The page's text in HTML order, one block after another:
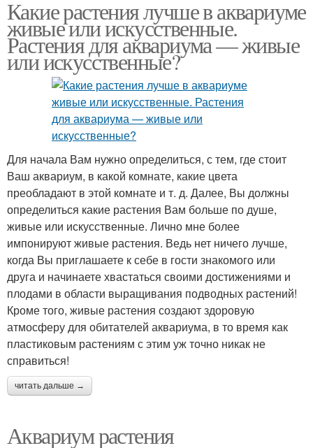
Какие растения лучше в аквариуме
живые или искусственные.
Растения для аквариума — живые
или искусственные?
Для начала Вам нужно определиться, с тем, где стоит
Ваш аквариум, в какой комнате, какие цвета
преобладают в этой комнате и т. д. Далее, Вы должны
определиться какие растения Вам больше по душе,
живые или искусственные. Лично мне более
импонируют живые растения. Ведь нет ничего лучше,
когда Вы приглашаете к себе в гости знакомого или
друга и начинаете хвастаться своими достижениями и
плодами в области выращивания подводных растений!
Кроме того, живые растения создают здоровую
атмосферу для обитателей аквариума, в то время как
пластиковым растениям с этим уж точно никак не
справиться!
читать дальше →
Аквариум растения